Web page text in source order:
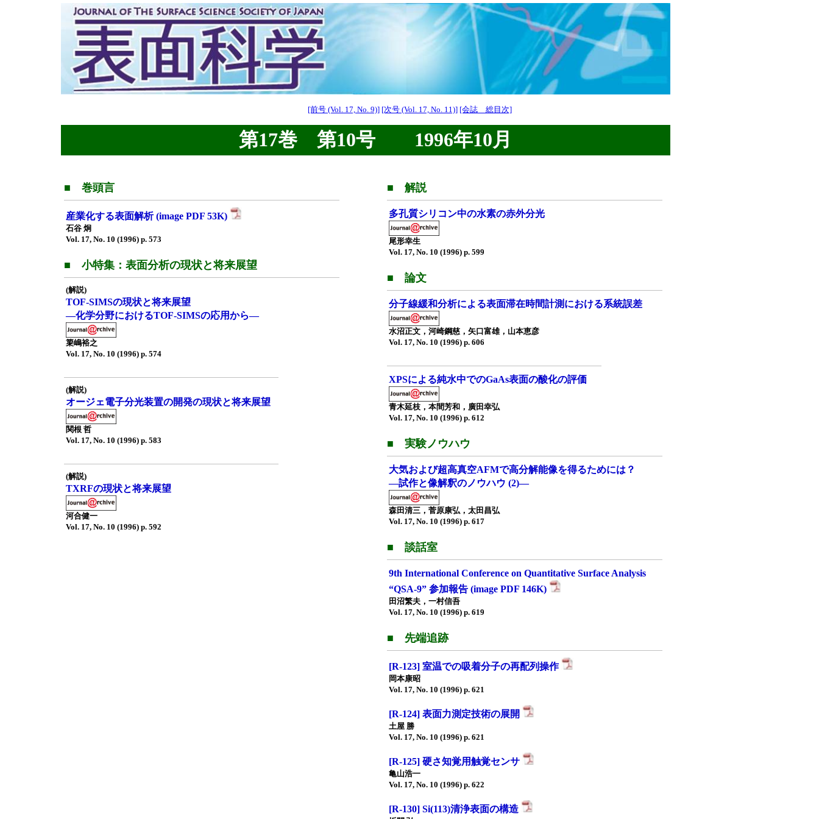
[前号 (Vol. 17, No. 9)] [次号 (Vol. 17, No. 11)] [会誌 総目次]
第17巻 第10号 1996年10月
■ 巻頭言
産業化する表面解析 (image PDF 53K)
石谷 炯
Vol. 17, No. 10 (1996) p. 573
■ 小特集：表面分析の現状と将来展望
(解説)
TOF-SIMSの現状と将来展望
—化学分野におけるTOF-SIMSの応用から—
簗嶋裕之
Vol. 17, No. 10 (1996) p. 574
(解説)
オージェ電子分光装置の開発の現状と将来展望
関根 哲
Vol. 17, No. 10 (1996) p. 583
(解説)
TXRFの現状と将来展望
河合健一
Vol. 17, No. 10 (1996) p. 592
■ 解説
多孔質シリコン中の水素の赤外分光
尾形幸生
Vol. 17, No. 10 (1996) p. 599
■ 論文
分子線緩和分析による表面滞在時間計測における系統誤差
水沼正文，河崎鋼慈，矢口富雄，山本恵彦
Vol. 17, No. 10 (1996) p. 606
XPSによる純水中でのGaAs表面の酸化の評価
青木延枝，本間芳和，廣田幸弘
Vol. 17, No. 10 (1996) p. 612
■ 実験ノウハウ
大気および超高真空AFMで高分解能像を得るためには？
—試作と像解釈のノウハウ (2)—
森田清三，菅原康弘，太田昌弘
Vol. 17, No. 10 (1996) p. 617
■ 談話室
9th International Conference on Quantitative Surface Analysis
“QSA-9” 参加報告 (image PDF 146K)
田沼繁夫，一村信吾
Vol. 17, No. 10 (1996) p. 619
■ 先端追跡
[R-123] 室温での吸着分子の再配列操作
岡本康昭
Vol. 17, No. 10 (1996) p. 621
[R-124] 表面力測定技術の展開
土屋 勝
Vol. 17, No. 10 (1996) p. 621
[R-125] 硬さ知覚用触覚センサ
亀山浩一
Vol. 17, No. 10 (1996) p. 622
[R-130] Si(113)清浄表面の構造